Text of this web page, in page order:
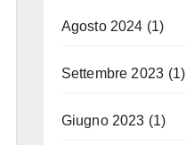
Agosto 2024 (1)
Settembre 2023 (1)
Giugno 2023 (1)